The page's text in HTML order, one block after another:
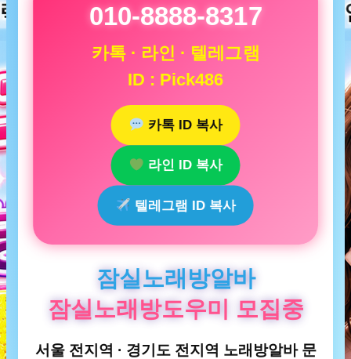
010-8888-8317
카톡 · 라인 · 텔레그램
ID : Pick486
카톡 ID 복사
라인 ID 복사
텔레그램 ID 복사
잠실노래방알바
잠실노래방도우미 모집중
서울 전지역 · 경기도 전지역 노래방알바 문